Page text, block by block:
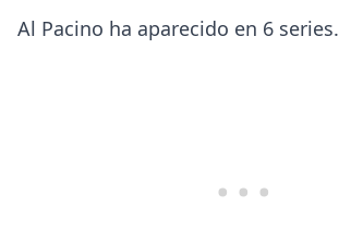
Al Pacino ha aparecido en 6 series.